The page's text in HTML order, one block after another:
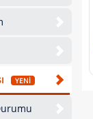
YENİ